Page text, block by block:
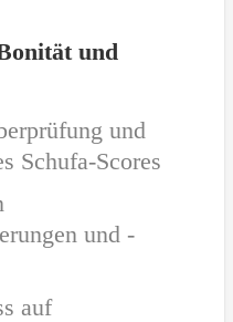
und
und
Schufa-Scores
und -
auf